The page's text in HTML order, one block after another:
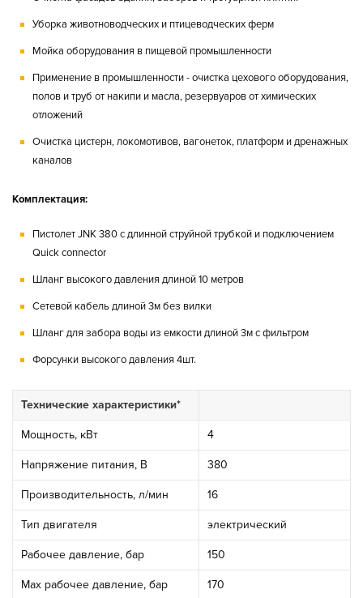
Уборка животноводческих и птицеводческих ферм
Мойка оборудования в пищевой промышленности
Применение в промышленности - очистка цехового оборудования,
полов и труб от накипи и масла, резервуаров от химических
отложений
Очистка цистерн, локомотивов, вагонеток, платформ и дренажных
каналов
Комплектация:
Пистолет JNK 380 с длинной струйной трубкой и подключением
Quick connector
Шланг высокого давления длиной 10 метров
Сетевой кабель длиной 3м без вилки
Шланг для забора воды из емкости длиной 3м с фильтром
Форсунки высокого давления 4шт.
Технические характеристики*
Мощность, кВт 4
Напряжение питания, В 380
Производительность, л/мин 16
Тип двигателя электрический
Рабочее давление, бар 150
Мах рабочее давление, бар 170